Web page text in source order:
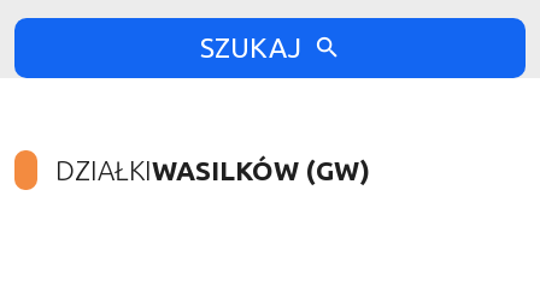
SZUKAJ
DZIAŁKIWASILKÓW (GW)